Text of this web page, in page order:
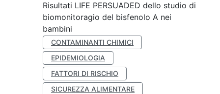
Risultati LIFE PERSUADED dello studio di
biomonitoragio del bisfenolo A nei
bambini
CONTAMINANTI CHIMICI
EPIDEMIOLOGIA
FATTORI DI RISCHIO
SICUREZZA ALIMENTARE